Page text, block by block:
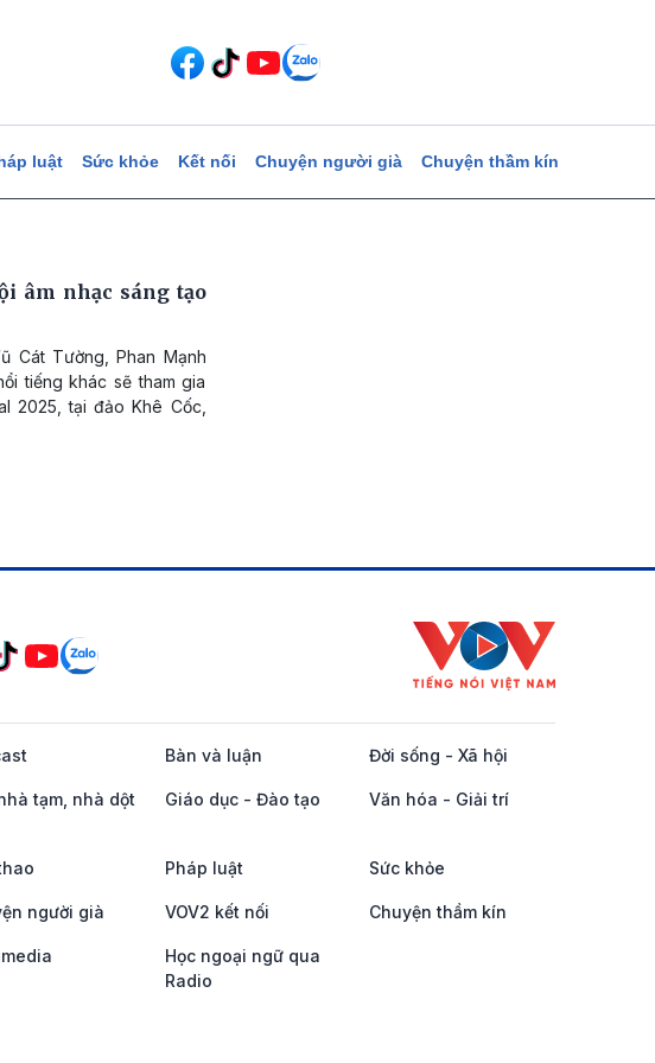
luật Sức khỏe Kết nối Chuyện người già Chuyện thầm kín
âm nhạc sáng tạo
Cát Tường, Phan Mạnh
tiếng khác sẽ tham gia
2025, tại đảo Khê Cốc,
Bàn và luận Đời sống - Xã hội
tạm, nhà dột
Giáo dục - Đào tạo Văn hóa - Giải trí
Pháp luật Sức khỏe
người già VOV2 kết nối Chuyện thầm kín
Học ngoại ngữ qua
Radio